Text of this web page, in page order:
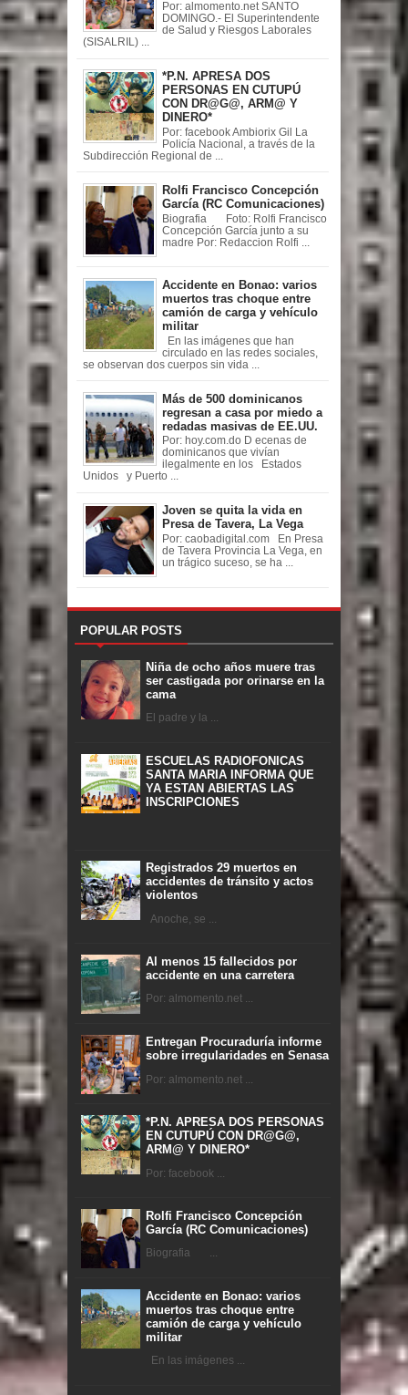
Por: almomento.net SANTO
DOMINGO.- El Superintendente
de Salud y Riesgos Laborales
(SISALRIL) ...
*P.N. APRESA DOS
PERSONAS EN CUTUPÚ
CON DR@G@, ARM@ Y
DINERO*
Por: facebook Ambiorix Gil La
Policía Nacional, a través de la
Subdirección Regional de ...
Rolfi Francisco Concepción
García (RC Comunicaciones)
Biografia Foto: Rolfi Francisco
Concepción García junto a su
madre Por: Redaccion Rolfi ...
Accidente en Bonao: varios
muertos tras choque entre
camión de carga y vehículo
militar
En las imágenes que han
circulado en las redes sociales,
se observan dos cuerpos sin vida ...
Más de 500 dominicanos
regresan a casa por miedo a
redadas masivas de EE.UU.
Por: hoy.com.do D ecenas de
dominicanos que vivían
ilegalmente en los Estados
Unidos y Puerto ...
Joven se quita la vida en
Presa de Tavera, La Vega
Por: caobadigital.com En Presa
de Tavera Provincia La Vega, en
un trágico suceso, se ha ...
POPULAR POSTS
Niña de ocho años muere tras
ser castigada por orinarse en la
cama
El padre y la ...
ESCUELAS RADIOFONICAS
SANTA MARIA INFORMA QUE
YA ESTAN ABIERTAS LAS
INSCRIPCIONES
Registrados 29 muertos en
accidentes de tránsito y actos
violentos
Anoche, se ...
Al menos 15 fallecidos por
accidente en una carretera
Por: almomento.net ...
Entregan Procuraduría informe
sobre irregularidades en Senasa
Por: almomento.net ...
*P.N. APRESA DOS PERSONAS
EN CUTUPÚ CON DR@G@,
ARM@ Y DINERO*
Por: facebook ...
Rolfi Francisco Concepción
García (RC Comunicaciones)
Biografia ...
Accidente en Bonao: varios
muertos tras choque entre
camión de carga y vehículo
militar
En las imágenes ...